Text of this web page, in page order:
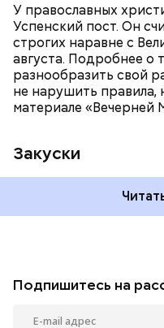
У православных
Успенский пост. Он
строгих наравне с
августа. Подробнее
разнообразить свой
не нарушить правила,
материале «Вечерней
Закуски
Подпишитесь на